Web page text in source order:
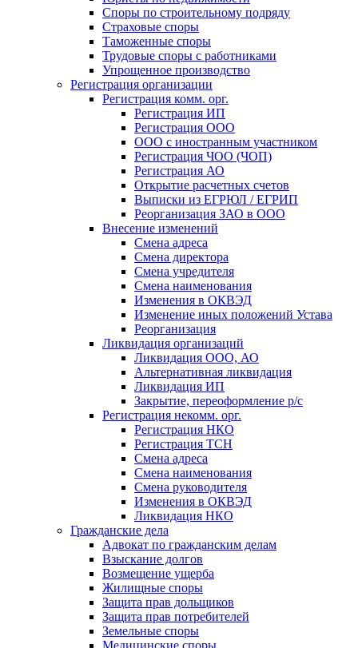
Споры по строительному подряду
Страховые споры
Таможенные споры
Трудовые споры с работниками
Упрощенное производство
Регистрация организации
Регистрация комм. орг.
Регистрация ИП
Регистрация ООО
ООО с иностранным участником
Регистрация ЧОО (ЧОП)
Регистрация АО
Открытие расчетных счетов
Выписки из ЕГРЮЛ / ЕГРИП
Реорганизация ЗАО в ООО
Внесение изменений
Смена адреса
Смена директора
Cмена учредителя
Смена наименования
Изменения в ОКВЭД
Изменение иных положений Устава
Реорганизация
Ликвидация организаций
Ликвидация ООО, АО
Альтернативная ликвидация
Ликвидация ИП
Закрытие, переоформление р/с
Регистрация некомм. орг.
Регистрация НКО
Регистрация ТСН
Смена адреса
Смена наименования
Смена руководителя
Изменения в ОКВЭД
Ликвидация НКО
Гражданские дела
Адвокат по гражданским делам
Взыскание долгов
Возмещение ущерба
Жилищные споры
Защита прав дольщиков
Защита прав потребителей
Земельные споры
Медицинские споры